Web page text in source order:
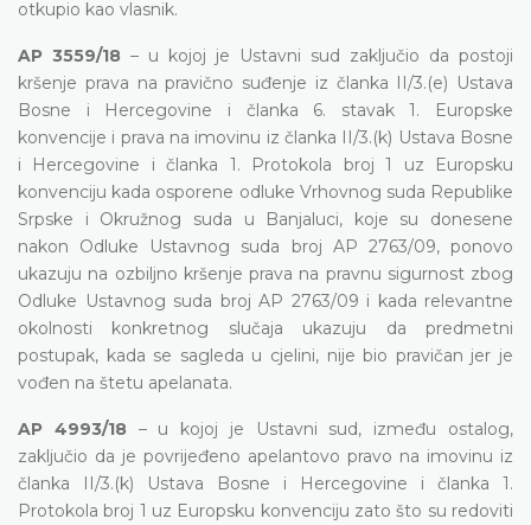
otkupio kao vlasnik.
AP 3559/18 – u kojoj je Ustavni sud zaključio da postoji
kršenje prava na pravično suđenje iz članka II/3.(e) Ustava
Bosne i Hercegovine i članka 6. stavak 1. Europske
konvencije i prava na imovinu iz članka II/3.(k) Ustava Bosne
i Hercegovine i članka 1. Protokola broj 1 uz Europsku
konvenciju kada osporene odluke Vrhovnog suda Republike
Srpske i Okružnog suda u Banjaluci, koje su donesene
nakon Odluke Ustavnog suda broj AP 2763/09, ponovo
ukazuju na ozbiljno kršenje prava na pravnu sigurnost zbog
Odluke Ustavnog suda broj AP 2763/09 i kada relevantne
okolnosti konkretnog slučaja ukazuju da predmetni
postupak, kada se sagleda u cjelini, nije bio pravičan jer je
vođen na štetu apelanata.
AP 4993/18 – u kojoj je Ustavni sud, između ostalog,
zaključio da je povrijeđeno apelantovo pravo na imovinu iz
članka II/3.(k) Ustava Bosne i Hercegovine i članka 1.
Protokola broj 1 uz Europsku konvenciju zato što su redoviti